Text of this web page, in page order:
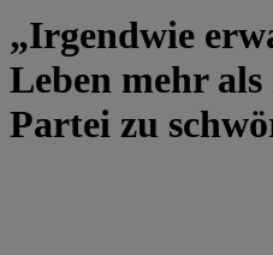
„Irgendwie
Leben mehr
Partei zu